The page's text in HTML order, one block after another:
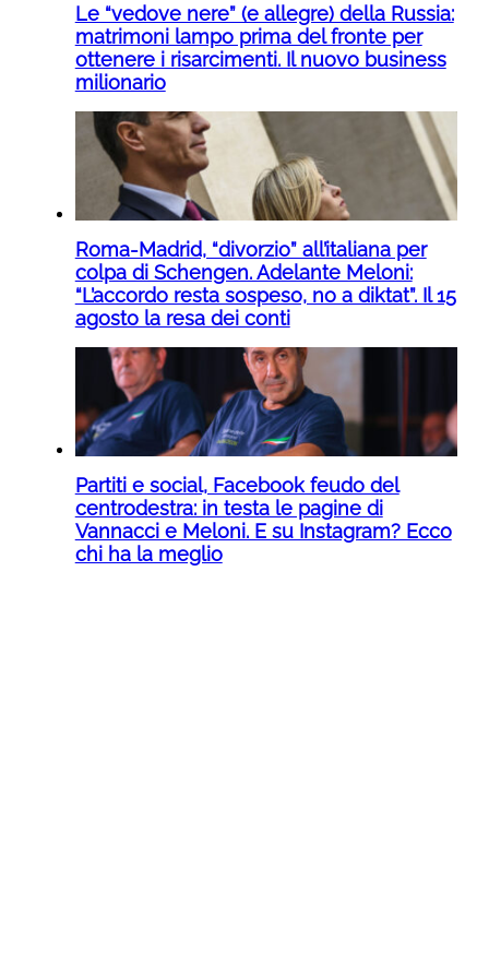
Le “vedove nere” (e allegre) della Russia:
matrimoni lampo prima del fronte per
ottenere i risarcimenti. Il nuovo business
milionario
Roma-Madrid, “divorzio” all’italiana per
colpa di Schengen. Adelante Meloni:
“L’accordo resta sospeso, no a diktat”. Il 15
agosto la resa dei conti
Partiti e social, Facebook feudo del
centrodestra: in testa le pagine di
Vannacci e Meloni. E su Instagram? Ecco
chi ha la meglio